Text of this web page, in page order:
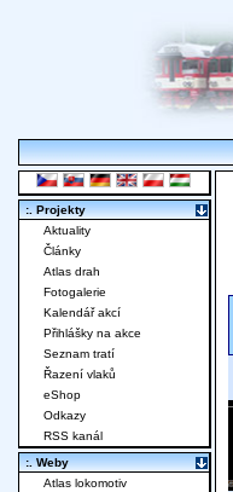
:. Projekty
Aktuality
Články
Atlas drah
Fotogalerie
Kalendář akcí
Přihlášky na akce
Seznam tratí
Řazení vlaků
eShop
Odkazy
RSS kanál
:. Weby
Atlas lokomotiv